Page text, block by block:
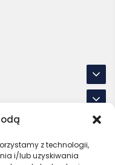
z technologii,
i/lub uzyskiwania